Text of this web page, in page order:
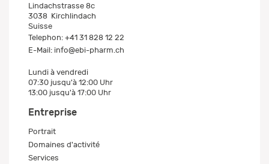
Lindachstrasse 8c
3038 Kirchlindach
Suisse
Telephon: +41 31 828 12 22
E-Mail: info@ebi-pharm.ch
Lundi à vendredi
07:30 jusqu'à 12:00 Uhr
13:00 jusqu'à 17:00 Uhr
Entreprise
Portrait
Domaines d'activité
Services